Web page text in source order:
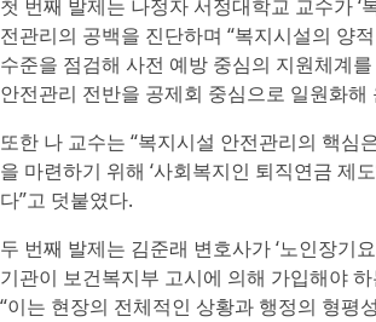
첫 번째 발제는 나정자 서정대학교 교수가
전관리의 공백을 진단하며 “복지시설의 양
수준을 점검해 사전 예방 중심의 지원체계
안전관리 전반을 공제회 중심으로 일원화
또한 나 교수는 “복지시설 안전관리의 핵심
을 마련하기 위해 ‘사회복지인 퇴직연금 제
다”고 덧붙였다.
두 번째 발제는 김준래 변호사가 ‘노인장기
기관이 보건복지부 고시에 의해 가입해야
“이는 현장의 전체적인 상황과 행정의 형평